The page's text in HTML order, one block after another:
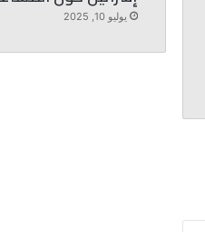
يوليو 10, 2025